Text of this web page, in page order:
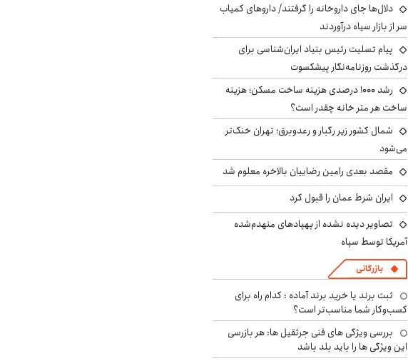
دلال‌ها جای داروخانه را گرفتند/ داروهای کمیاب
سر از بازار سیاه درآوردند
پیام تسلیت رئیس بنیاد ایران‌شناسی برای
درگذشت روزنامه‌نگار پیشکسوت
رشد ۱۰۰۰ درصدی هزینه ساخت مسکن؛ هزینه
ساخت هر متر خانه چقدر است؟
شمال کشور زیر رگبار و رعدوبرق؛ تهران خنک‌تر
می‌شود
مقصد بعدی رامین رضاییان بالاخره معلوم شد
ایران شرط عمان را قبول کرد
تصاویر دیده نشده از پهپادهای منهدم‌شده
آمریکا توسط سپاه
بازرگانی
ثبت برند یا خرید برند آماده : کدام راه برای
کسب‌وکار شما مناسب‌تر است؟
بررسی ویژگی های فنی جرثقیل ها: هر بازرسی
این ویژگی ها را باید بلد باشد